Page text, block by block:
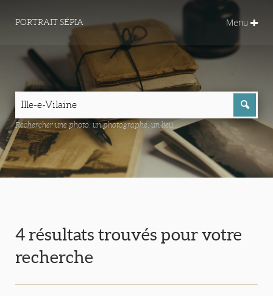
PORTRAIT SÉPIA Menu
Rechercher une photo, un photographe, un lieu...
4 résultats trouvés pour votre
recherche